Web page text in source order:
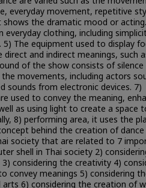
everyday movement, repetitive
the dramatic mood or
clothing, including
The equipment used to display
and indirect meanings, such
of the show consists of
movements, including actors
sounds from electronic devices. 7)
used to convey the meaning,
as using light to create a space
8) performing area, it uses the
behind the creation of
society that are related to 7
shell in Thai society 2)
considering the creativity 4)
convey meanings 5) considering
6) considering the creation of